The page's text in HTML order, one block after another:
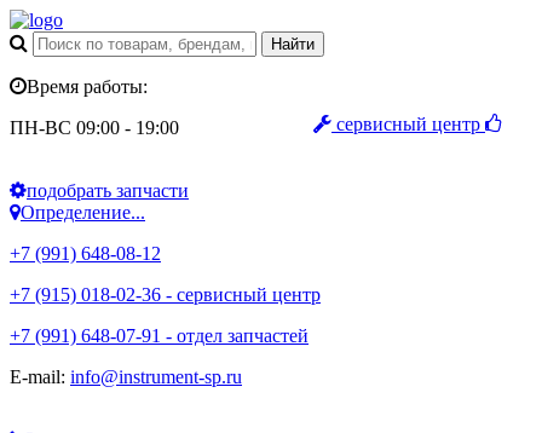
сервисный центр
Время работы:
ПН-ВС 09:00 - 19:00
подобрать запчасти
Определение...
+7 (991) 648-08-12
+7 (915) 018-02-36 - сервисный центр
+7 (991) 648-07-91 - отдел запчастей
E-mail: info@instrument-sp.ru